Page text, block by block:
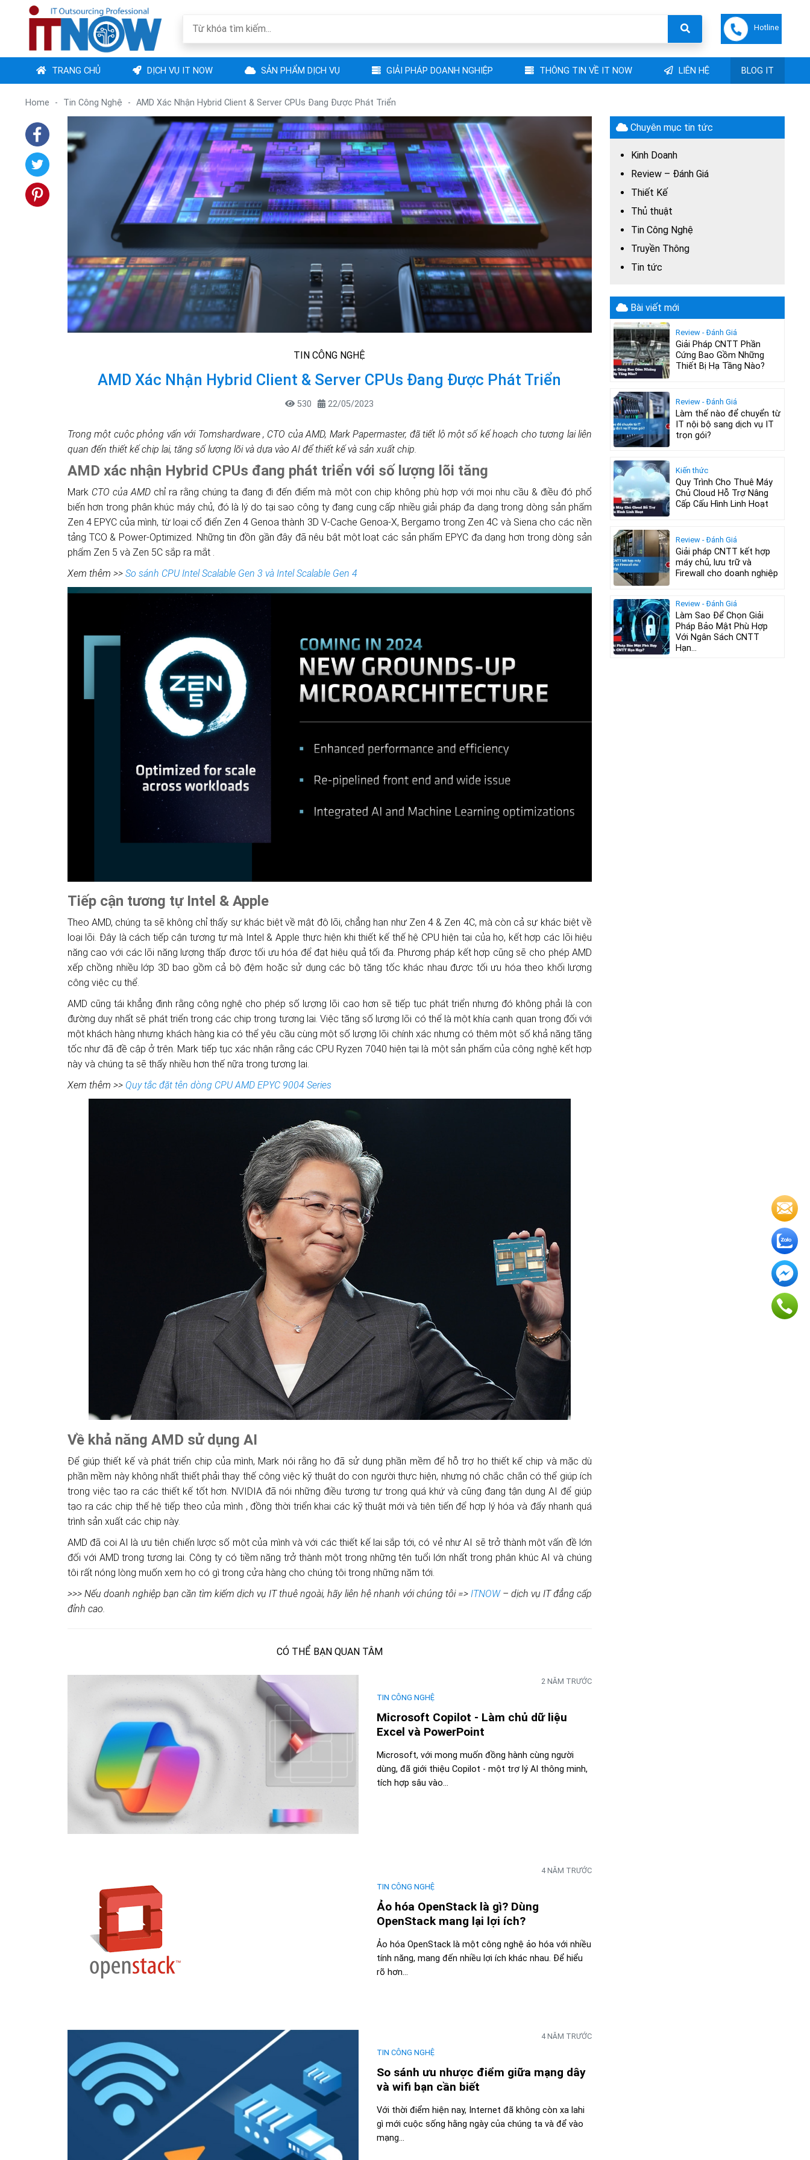
Hotline
TRANG CHỦ DỊCH VỤ IT NOW SẢN PHẨM DỊCH VỤ GIẢI PHÁP DOANH NGHIỆP THÔNG TIN VỀ IT NOW LIÊN HỆ BLOG IT
Home - Tin Công Nghệ - AMD Xác Nhận Hybrid Client & Server CPUs Đang Được Phát Triển
TIN CÔNG NGHỆ
AMD Xác Nhận Hybrid Client & Server CPUs Đang Được Phát Triển
530 22/05/2023
Trong một cuộc phỏng vấn với Tomshardware , CTO của AMD, Mark Papermaster, đã tiết lộ một số kế hoạch cho tương lai liên
quan đến thiết kế chip lai, tăng số lượng lõi và dựa vào AI để thiết kế và sản xuất chip.
AMD xác nhận Hybrid CPUs đang phát triển với số lượng lõi tăng
Mark CTO của AMD chỉ ra rằng chúng ta đang đi đến điểm mà một con chip không phù hợp với mọi nhu cầu & điều đó phổ
biến hơn trong phân khúc máy chủ, đó là lý do tại sao công ty đang cung cấp nhiều giải pháp đa dạng trong dòng sản phẩm
Zen 4 EPYC của mình, từ loại cổ điển Zen 4 Genoa thành 3D V-Cache Genoa-X, Bergamo trong Zen 4C và Siena cho các nền
tảng TCO & Power-Optimized. Những tin đồn gần đây đã nêu bật một loạt các sản phẩm EPYC đa dạng hơn trong dòng sản
phẩm Zen 5 và Zen 5C sắp ra mắt.
Xem thêm >> So sánh CPU Intel Scalable Gen 3 và Intel Scalable Gen 4
Tiếp cận tương tự Intel & Apple
Theo AMD, chúng ta sẽ không chỉ thấy sự khác biệt về mật độ lõi, chẳng hạn như Zen 4 & Zen 4C, mà còn cả sự khác biệt về
loại lõi.Đây là cách tiếp cận tương tự mà Intel & Apple thực hiện khi thiết kế thế hệ CPU hiện tại của họ, kết hợp các lõi hiệu
năng cao với các lõi năng lượng thấp được tối ưu hóa để đạt hiệu quả tối đa. Phương pháp kết hợp cũng sẽ cho phép AMD
xếp chồng nhiều lớp 3D bao gồm cả bộ đệm hoặc sử dụng các bộ tăng tốc khác nhau được tối ưu hóa theo khối lượng
công việc cụ thể.
AMD cũng tái khẳng định rằng công nghệ cho phép số lượng lõi cao hơn sẽ tiếp tục phát triển nhưng đó không phải là con
đường duy nhất sẽ phát triển trong các chip trong tương lai. Việc tăng số lượng lõi có thể là một khía cạnh quan trọng đối với
một khách hàng nhưng khách hàng kia có thể yêu cầu cùng một số lượng lõi chính xác nhưng có thêm một số khả năng tăng
tốc như đã đề cập ở trên. Mark tiếp tục xác nhận rằng các CPU Ryzen 7040 hiện tại là một sản phẩm của công nghệ kết hợp
này và chúng ta sẽ thấy nhiều hơn thế nữa trong tương lai.
Xem thêm >> Quy tắc đặt tên dòng CPU AMD EPYC 9004 Series
Về khả năng AMD sử dụng AI
Để giúp thiết kế và phát triển chip của mình, Mark nói rằng họ đã sử dụng phần mềm để hỗ trợ họ thiết kế chip và mặc dù
phần mềm này không nhất thiết phải thay thế công việc kỹ thuật do con người thực hiện, nhưng nó chắc chắn có thể giúp ích
trong việc tạo ra các thiết kế tốt hơn. NVIDIA đã nói những điều tương tự trong quá khứ và cũng đang tận dụng AI để giúp
tạo ra các chip thế hệ tiếp theo của mình , đồng thời triển khai các kỹ thuật mới và tiên tiến để hợp lý hóa và đẩy nhanh quá
trình sản xuất các chip này.
AMD đã coi AI là ưu tiên chiến lược số một của mình và với các thiết kế lai sắp tới, có vẻ như AI sẽ trở thành một vấn đề lớn
đối với AMD trong tương lai. Công ty có tiềm năng trở thành một trong những tên tuổi lớn nhất trong phân khúc AI và chúng
tôi rất nóng lòng muốn xem họ có gì trong cửa hàng cho chúng tôi trong những năm tới.
>>> Nếu doanh nghiệp bạn cần tìm kiếm dịch vụ IT thuê ngoài, hãy liên hệ nhanh với chúng tôi => ITNOW– dịch vụ IT đẳng cấp
đỉnh cao.
CÓ THỂ BẠN QUAN TÂM
2 NĂM TRƯỚC
TIN CÔNG NGHỆ
Microsoft Copilot - Làm chủ dữ liệu
Excel và PowerPoint
Microsoft, với mong muốn đồng hành cùng người
dùng, đã giới thiệu Copilot - một trợ lý AI thông minh,
tích hợp sâu vào...
4 NĂM TRƯỚC
TIN CÔNG NGHỆ
Ảo hóa OpenStack là gì? Dùng
OpenStack mang lại lợi ích?
Ảo hóa OpenStack là một công nghệ ảo hóa với nhiều
tính năng, mang đến nhiều lợi ích khác nhau. Để hiểu
rõ hơn...
4 NĂM TRƯỚC
TIN CÔNG NGHỆ
So sánh ưu nhược điểm giữa mạng dây
và wifi bạn cần biết
Với thời điểm hiện nay, Internet đã không còn xa lahi
gì mới cuộc sống hằng ngày của chúng ta và để vào
mạng...
Chuyên mục tin tức
Kinh Doanh
Review – Đánh Giá
Thiết Kế
Thủ thuật
Tin Công Nghệ
Truyền Thông
Tin tức
Bài viết mới
Review - Đánh Giá
Giải Pháp CNTT Phần
Cứng Bao Gồm Những
Thiết Bị Hạ Tầng Nào?
Review - Đánh Giá
Làm thế nào để chuyển từ
IT nội bộ sang dịch vụ IT
trọn gói?
Kiến thức
Quy Trình Cho Thuê Máy
Chủ Cloud Hỗ Trợ Nâng
Cấp Cấu Hình Linh Hoạt
Review - Đánh Giá
Giải pháp CNTT kết hợp
máy chủ, lưu trữ và
Firewall cho doanh nghiệp
Review - Đánh Giá
Làm Sao Để Chọn Giải
Pháp Bảo Mật Phù Hợp
Với Ngân Sách CNTT
Hạn...